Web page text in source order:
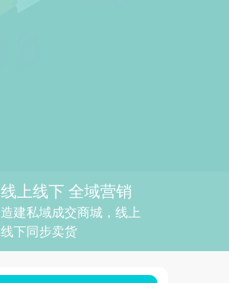
线上线下 全域营销
造建私域成交商城，线上
线下同步卖货